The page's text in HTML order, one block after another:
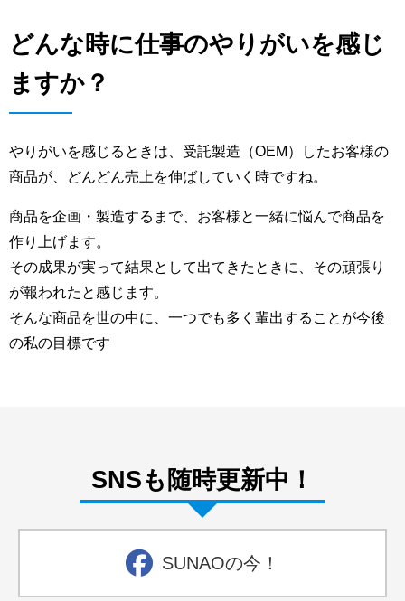
どんな時に仕事のやりがいを感じ
ますか？
やりがいを感じるときは、受託製造（OEM）したお客様の
商品が、どんどん売上を伸ばしていく時ですね。
商品を企画・製造するまで、お客様と一緒に悩んで商品を
作り上げます。
その成果が実って結果として出てきたときに、その頑張り
が報われたと感じます。
そんな商品を世の中に、一つでも多く輩出することが今後
の私の目標です
SNSも随時更新中！
SUNAOの今！